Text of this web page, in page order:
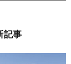
記事